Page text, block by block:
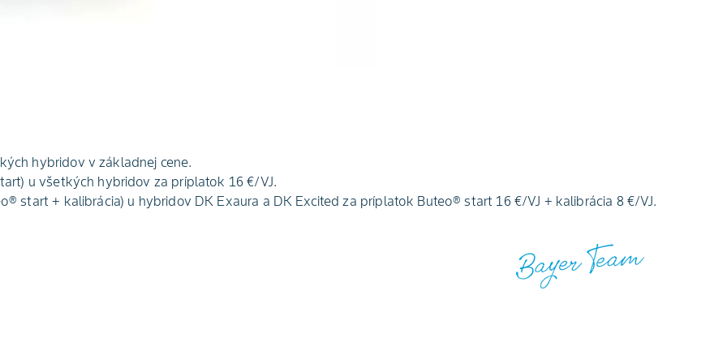
hybridov v základnej cene.​
u všetkých hybridov za príplatok 16 €/VJ.​
start + kalibrácia) u hybridov DK Exaura a DK Excited za príplatok Buteo® start 16 €/VJ + kalibrácia 8 €/VJ.